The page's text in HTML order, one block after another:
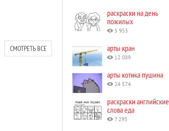
СМОТРЕТЬ ВСЕ
раскраски на день
пожилых
5 953
арты кран
12 089
арты котика пушина
24 574
раскраски английские
слова еда
7 295